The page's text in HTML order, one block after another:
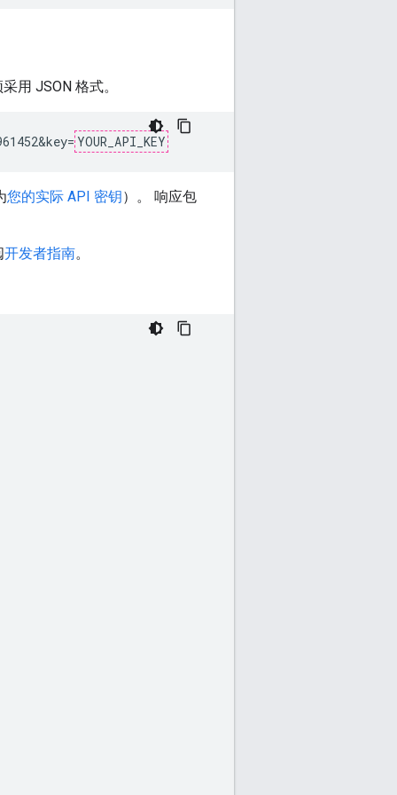
用 JSON 格式。
YOUR_API_KEY
您的实际 API 密钥）。 响应包
开发者指南。